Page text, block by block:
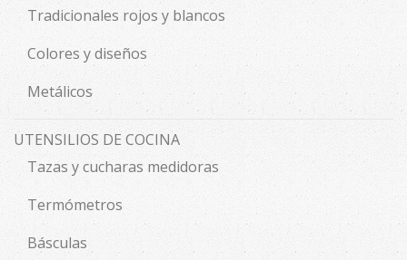
Tradicionales rojos y blancos
Colores y diseños
Metálicos
UTENSILIOS DE COCINA
Tazas y cucharas medidoras
Termómetros
Básculas